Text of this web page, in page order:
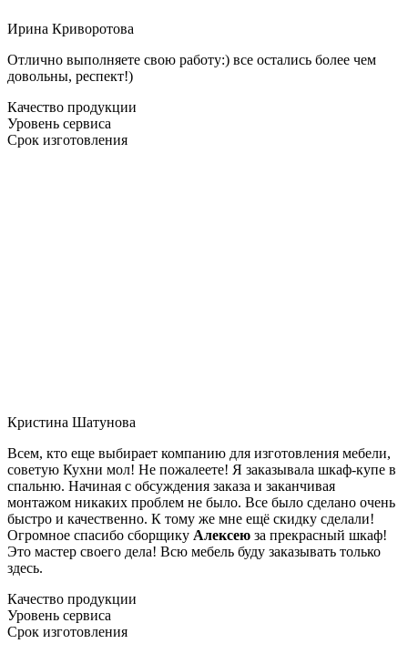
Ирина Криворотова
Отлично выполняете свою работу:) все остались более чем
довольны, респект!)
Качество продукции
Уровень сервиса
Срок изготовления
Кристина Шатунова
Всем, кто еще выбирает компанию для изготовления мебели,
советую Кухни мол! Не пожалеете! Я заказывала шкаф-купе в
спальню. Начиная с обсуждения заказа и заканчивая
монтажом никаких проблем не было. Все было сделано очень
быстро и качественно. К тому же мне ещё скидку сделали!
Огромное спасибо сборщику Алексею за прекрасный шкаф!
Это мастер своего дела! Всю мебель буду заказывать только
здесь.
Качество продукции
Уровень сервиса
Срок изготовления